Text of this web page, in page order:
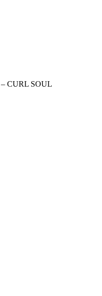
– CURL SOUL